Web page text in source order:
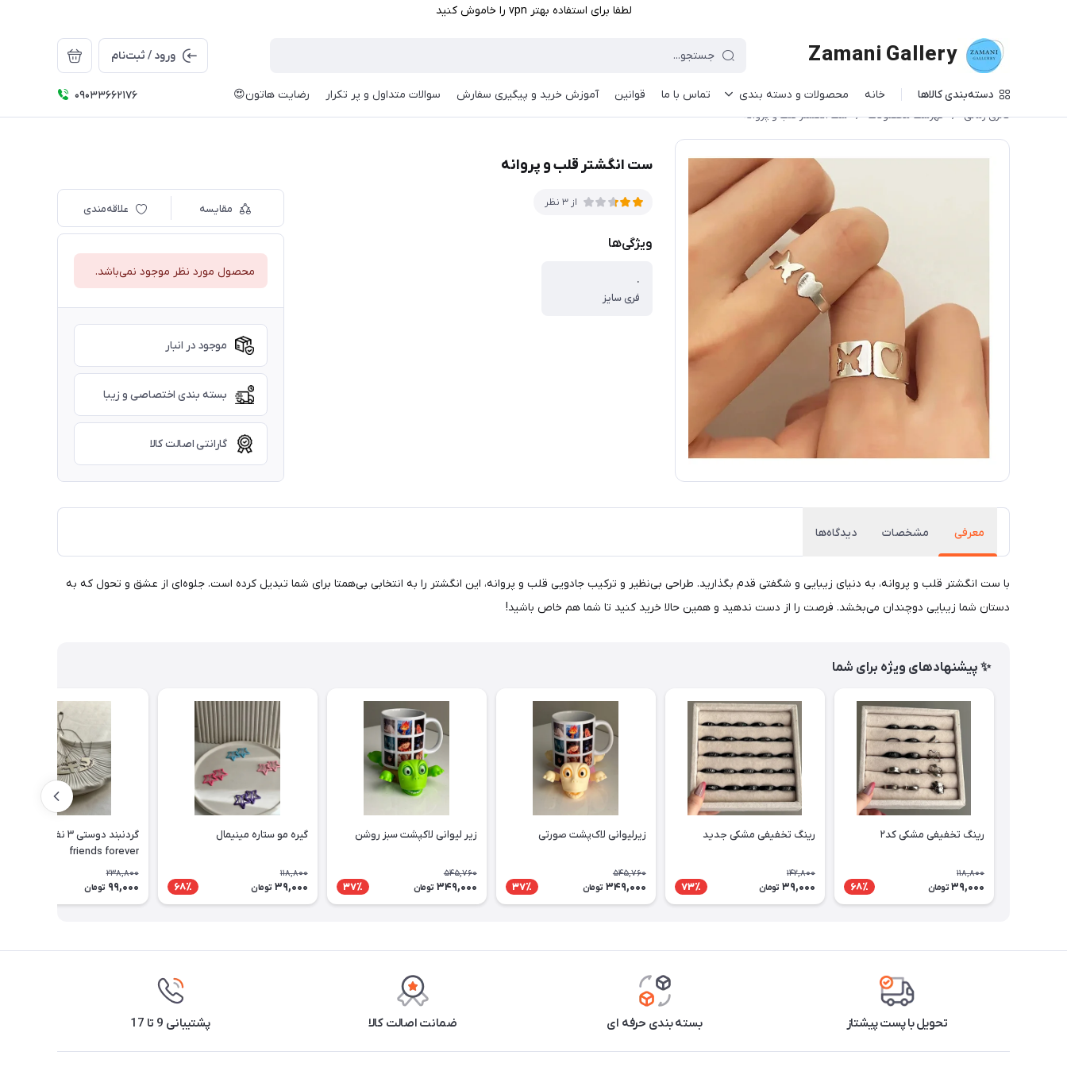
لطفا برای استفاده بهتر vpn را خاموش کنید
Zamani Gallery ورود / ثبت‌نام
دسته‌بندی کالاها خانه محصولات و دسته بندی تماس با ما قوانین آموزش خرید و پیگیری سفارش سوالات متداول و پر تکرار رضایت هاتون😍 09033662176
گالری زمانی / فهرست محصولات / ست انگشتر قلب و پروانه
ست انگشتر قلب و پروانه
از 3 نظر
ویژگی‌ها
.
فری سایز
مقایسه علاقه‌مندی
محصول مورد نظر موجود نمی‌باشد.
موجود در انبار
بسته بندی اختصاصی و زیبا
گارانتی اصالت کالا
معرفی مشخصات دیدگاه‌ها
با ست انگشتر قلب و پروانه، به دنیای زیبایی و شگفتی قدم بگذارید. طراحی بی‌نظیر و ترکیب جادویی قلب و پروانه، این انگشتر را به انتخابی بی‌همتا برای شما تبدیل کرده است. جلوه‌ای از عشق و تحول که به
دستان شما زیبایی دوچندان می‌بخشد. فرصت را از دست ندهید و همین حالا خرید کنید تا شما هم خاص باشید!
✨ پیشنهادهای ویژه برای شما
رینگ تخفیفی مشکی کد۲
118,800
39,000 تومان 68٪
رینگ تخفیفی مشکی جدید
142,800
39,000 تومان 73٪
زیرلیوانی لاک‌پشت صورتی
545,760
349,000 تومان 37٪
زیر لیوانی لاکپشت سبز روشن
545,760
349,000 تومان 37٪
گیره مو ستاره مینیمال
118,800
39,000 تومان 68٪
friends forever
238,800
99,000 تومان
تحویل با پست پیشتاز بسته بندی حرفه ای ضمانت اصالت کالا پشتیبانی 9 تا 17